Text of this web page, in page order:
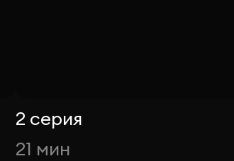
2 серия
21 мин